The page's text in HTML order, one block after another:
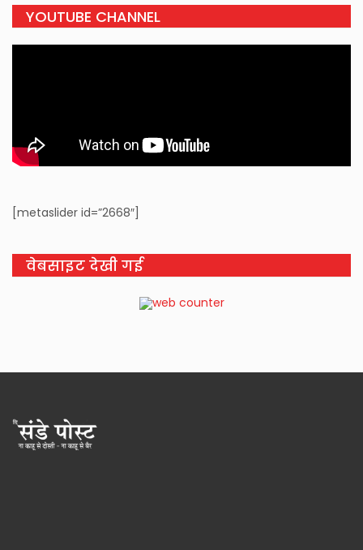
YOUTUBE CHANNEL
[metaslider id=”2668″]
वेबसाइट देखी गई